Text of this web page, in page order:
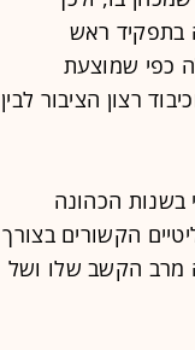
בתפקיד ראש
כפי שמוצעת
רצון הציבור לבין
בשנות הכהונה
הקשורים בצורך
מרב הקשב שלו ושל